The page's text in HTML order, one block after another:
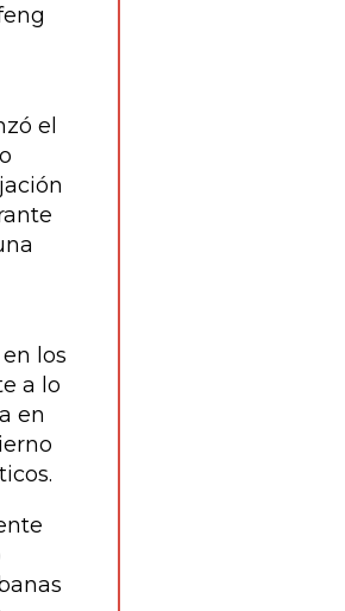
el
en los
a lo
en